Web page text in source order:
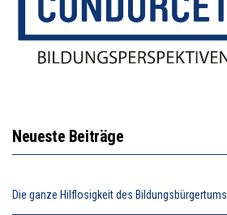
Neueste Beiträge
Die ganze Hilflosigkeit des Bildungsbürgertums